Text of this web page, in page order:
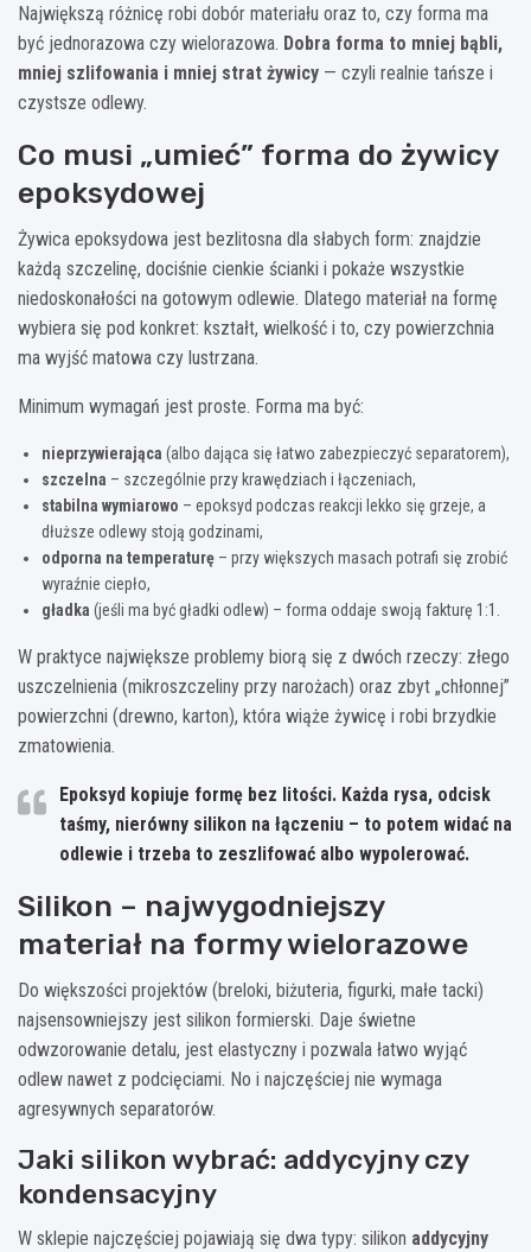
Największą różnicę robi dobór materiału oraz to, czy forma ma
być jednorazowa czy wielorazowa. Dobra forma to mniej bąbli,
mniej szlifowania i mniej strat żywicy — czyli realnie tańsze i
czystsze odlewy.
Co musi „umieć” forma do żywicy
epoksydowej
Żywica epoksydowa jest bezlitosna dla słabych form: znajdzie
każdą szczelinę, dociśnie cienkie ścianki i pokaże wszystkie
niedoskonałości na gotowym odlewie. Dlatego materiał na formę
wybiera się pod konkret: kształt, wielkość i to, czy powierzchnia
ma wyjść matowa czy lustrzana.
Minimum wymagań jest proste. Forma ma być:
nieprzywierająca (albo dająca się łatwo zabezpieczyć separatorem),
szczelna – szczególnie przy krawędziach i łączeniach,
stabilna wymiarowo – epoksyd podczas reakcji lekko się grzeje, a
dłuższe odlewy stoją godzinami,
odporna na temperaturę – przy większych masach potrafi się zrobić
wyraźnie ciepło,
gładka (jeśli ma być gładki odlew) – forma oddaje swoją fakturę 1:1.
W praktyce największe problemy biorą się z dwóch rzeczy: złego
uszczelnienia (mikroszczeliny przy narożach) oraz zbyt „chłonnej”
powierzchni (drewno, karton), która wiąże żywicę i robi brzydkie
zmatowienia.
Epoksyd kopiuje formę bez litości. Każda rysa, odcisk
taśmy, nierówny silikon na łączeniu – to potem widać na
odlewie i trzeba to zeszlifować albo wypolerować.
Silikon – najwygodniejszy
materiał na formy wielorazowe
Do większości projektów (breloki, biżuteria, figurki, małe tacki)
najsensowniejszy jest silikon formierski. Daje świetne
odwzorowanie detalu, jest elastyczny i pozwala łatwo wyjąć
odlew nawet z podcięciami. No i najczęściej nie wymaga
agresywnych separatorów.
Jaki silikon wybrać: addycyjny czy
kondensacyjny
W sklepie najczęściej pojawiają się dwa typy: silikon addycyjny